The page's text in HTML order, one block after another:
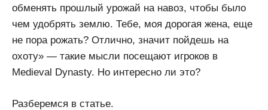
обменять прошлый урожай на навоз, чтобы было
чем удобрять землю. Тебе, моя дорогая жена, еще
не пора рожать? Отлично, значит пойдешь на
охоту» — такие мысли посещают игроков в
Medieval Dynasty. Но интересно ли это?
Разберемся в статье.